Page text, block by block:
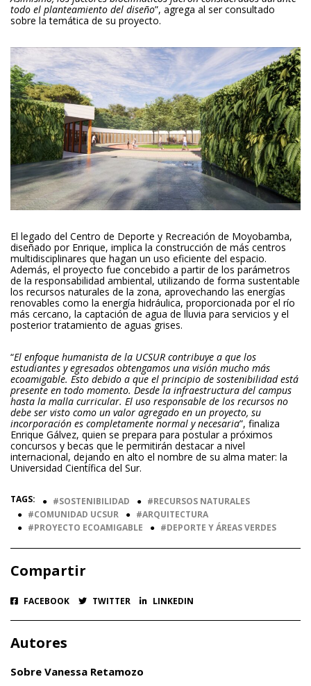
todo el planteamiento del diseño”, agrega al ser consultado
sobre la temática de su proyecto.
El legado del Centro de Deporte y Recreación de Moyobamba,
diseñado por Enrique, implica la construcción de más centros
multidisciplinares que hagan un uso eficiente del espacio.
Además, el proyecto fue concebido a partir de los parámetros
de la responsabilidad ambiental, utilizando de forma sustentable
los recursos naturales de la zona, aprovechando las energías
renovables como la energía hidráulica, proporcionada por el río
más cercano, la captación de agua de lluvia para servicios y el
posterior tratamiento de aguas grises.
“El enfoque humanista de la UCSUR contribuye a que los
estudiantes y egresados obtengamos una visión mucho más
ecoamigable. Esto debido a que el principio de sostenibilidad está
presente en todo momento. Desde la infraestructura del campus
hasta la malla curricular. El uso responsable de los recursos no
debe ser visto como un valor agregado en un proyecto, su
incorporación es completamente normal y necesaria”, finaliza
Enrique Gálvez, quien se prepara para postular a próximos
concursos y becas que le permitirán destacar a nivel
internacional, dejando en alto el nombre de su alma mater: la
Universidad Científica del Sur.
TAGS: ● SOSTENIBILIDAD ●
RECURSOS NATURALES
●
COMUNIDAD UCSUR ●
ARQUITECTURA
●
PROYECTO ECOAMIGABLE ● DEPORTE Y ÁREAS VERDES
Compartir
FACEBOOK TWITTER LINKEDIN
Autores
Sobre Vanessa Retamozo